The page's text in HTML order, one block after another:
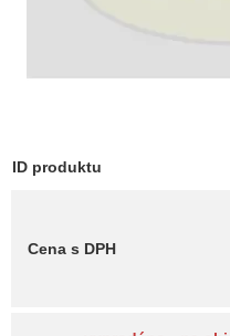
ID produktu
Cena s DPH